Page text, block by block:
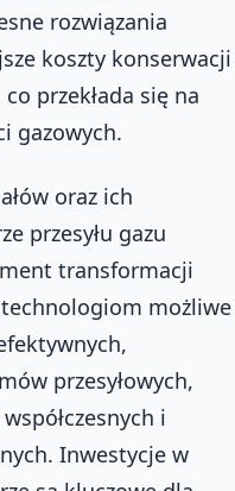
rozwiązania
koszty konserwacji
przekłada się na
gazowych.
oraz ich
przesyłu gazu
transformacji
możliwe
przesyłowych,
i
Inwestycje w